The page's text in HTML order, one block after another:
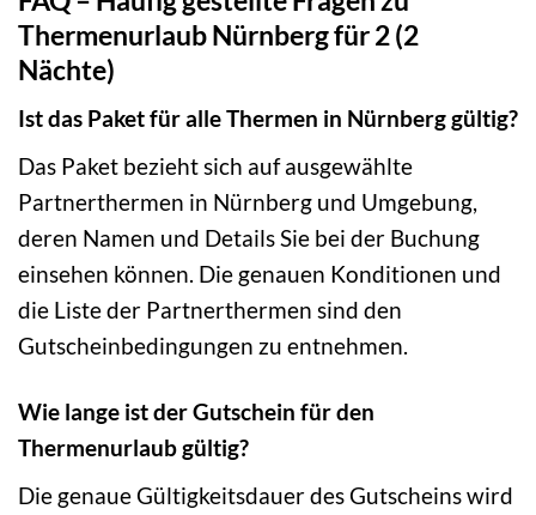
Thermenurlaub Nürnberg für 2 (2
Nächte)
Ist das Paket für alle Thermen in Nürnberg gültig?
Das Paket bezieht sich auf ausgewählte
Partnerthermen in Nürnberg und Umgebung,
deren Namen und Details Sie bei der Buchung
einsehen können. Die genauen Konditionen und
die Liste der Partnerthermen sind den
Gutscheinbedingungen zu entnehmen.
Wie lange ist der Gutschein für den
Thermenurlaub gültig?
Die genaue Gültigkeitsdauer des Gutscheins wird